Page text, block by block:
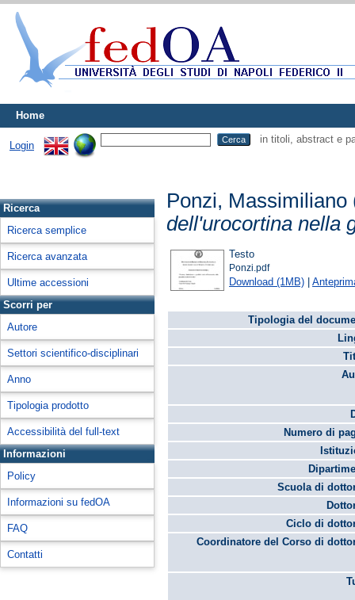
Home
Login
in titoli, abstract e
Ricerca
Ricerca semplice
Ricerca avanzata
Ultime accessioni
Scorri per
Autore
Settori scientifico-disciplinari
Anno
Tipologia prodotto
Accessibilità del full-text
Informazioni
Policy
Informazioni su fedOA
FAQ
Contatti
Ponzi, Massimiliano
dell'urocortina nella
Testo
Ponzi.pdf
Download (1MB) |
Tipologia del
Numero di
Scuola di
Ciclo di
Coordinatore del Corso di